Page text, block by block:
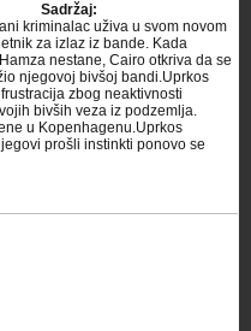
Sadržaj:
kriminalac uživa u svom novom
za izlaz iz bande. Kada
nestane, Cairo otkriva da se
njegovoj bivšoj bandi.Uprkos
zbog neaktivnosti
bivših veza iz podzemlja.
u Kopenhagenu.Uprkos
prošli instinkti ponovo se